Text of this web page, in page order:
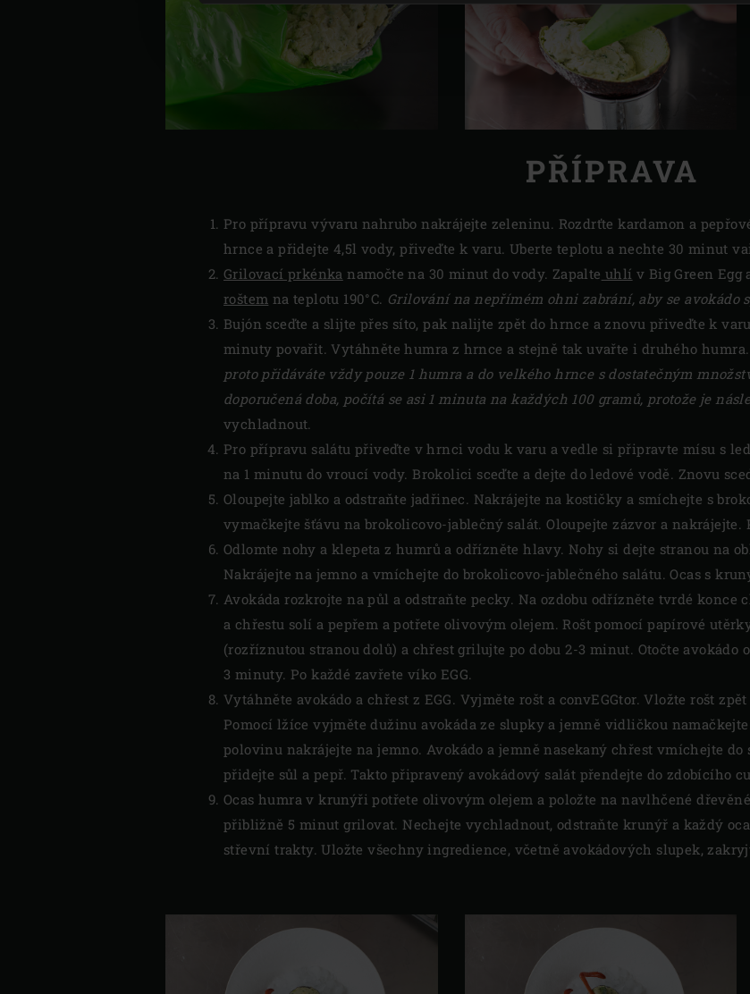
PŘÍPRAVA
Pro přípravu vývaru nahrubo nakrájejte zeleninu. Rozdrťte kardamon a
hrnce a přidejte 4,5l vody, přiveďte k varu. Uberte teplotu a nechte 30 minut
Grilovací prkénka namočte na 30 minut do vody. Zapalte uhlí v Big Green Egg
roštem na teplotu 190°C. Grilování na nepřímém ohni zabrání, aby se avokádo
Bujón sceďte a slijte přes síto, pak nalijte zpět do hrnce a znovu přiveďte k
minuty povařit. Vytáhněte humra z hrnce a stejně tak uvařte i druhého humra.
proto přidáváte vždy pouze 1 humra a do velkého hrnce s dostatečným
doporučená doba, počítá se asi 1 minuta na každých 100 gramů, protože je
vychladnout.
Pro přípravu salátu přiveďte v hrnci vodu k varu a vedle si připravte mísu s
na 1 minutu do vroucí vody. Brokolici sceďte a dejte do ledové vodě. Znovu
Oloupejte jablko a odstraňte jadřinec. Nakrájejte na kostičky a smíchejte s
vymačkejte šťávu na brokolicovo-jablečný salát. Oloupejte zázvor a
Odlomte nohy a klepeta z humrů a odřízněte hlavy. Nohy si dejte stranou na
Nakrájejte na jemno a vmíchejte do brokolicovo-jablečného salátu. Ocas s
Avokáda rozkrojte na půl a odstraňte pecky. Na ozdobu odřízněte tvrdé konce
a chřestu solí a pepřem a potřete olivovým olejem. Rošt pomocí papírové
(rozříznutou stranou dolů) a chřest grilujte po dobu 2-3 minut. Otočte
3 minuty. Po každé zavřete víko EGG.
Vytáhněte avokádo a chřest z EGG. Vyjměte rošt a convEGGtor. Vložte rošt
Pomocí lžíce vyjměte dužinu avokáda ze slupky a jemně vidličkou
polovinu nakrájejte na jemno. Avokádo a jemně nasekaný chřest vmíchejte
přidejte sůl a pepř. Takto připravený avokádový salát přendejte do zdobícího
Ocas humra v krunýři potřete olivovým olejem a položte na navlhčené
přibližně 5 minut grilovat. Nechejte vychladnout, odstraňte krunýř a každý
střevní trakty. Uložte všechny ingredience, včetně avokádových slupek,